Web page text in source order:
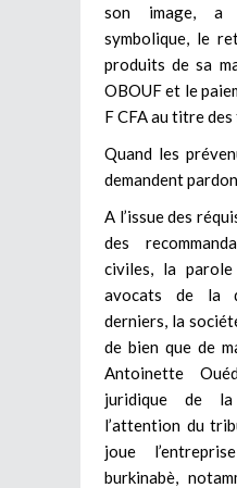
son image, a
symbolique, le
produits de sa
OBOUF et le
F CFA au titre
Quand les
demandent
A l’issue des
des
civiles, la
avocats de la
derniers, la
de bien que de
Antoinette
juridique de la
l’attention du
joue
burkinabè,